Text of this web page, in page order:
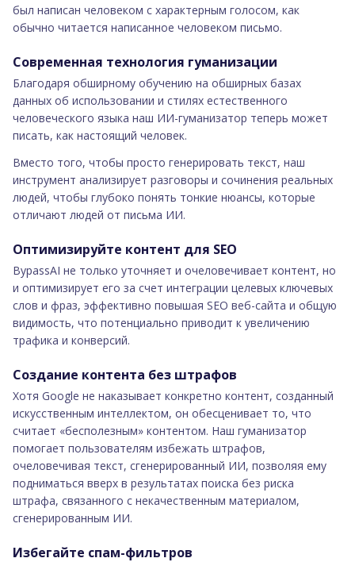
был написан человеком с характерным голосом, как
обычно читается написанное человеком письмо.
Современная технология гуманизации
Благодаря обширному обучению на обширных базах
данных об использовании и стилях естественного
человеческого языка наш ИИ-гуманизатор теперь может
писать, как настоящий человек.
Вместо того, чтобы просто генерировать текст, наш
инструмент анализирует разговоры и сочинения реальных
людей, чтобы глубоко понять тонкие нюансы, которые
отличают людей от письма ИИ.
Оптимизируйте контент для SEO
BypassAI не только уточняет и очеловечивает контент, но
и оптимизирует его за счет интеграции целевых ключевых
слов и фраз, эффективно повышая SEO веб-сайта и общую
видимость, что потенциально приводит к увеличению
трафика и конверсий.
Создание контента без штрафов
Хотя Google не наказывает конкретно контент, созданный
искусственным интеллектом, он обесценивает то, что
считает «бесполезным» контентом. Наш гуманизатор
помогает пользователям избежать штрафов,
очеловечивая текст, сгенерированный ИИ, позволяя ему
подниматься вверх в результатах поиска без риска
штрафа, связанного с некачественным материалом,
сгенерированным ИИ.
Избегайте спам-фильтров